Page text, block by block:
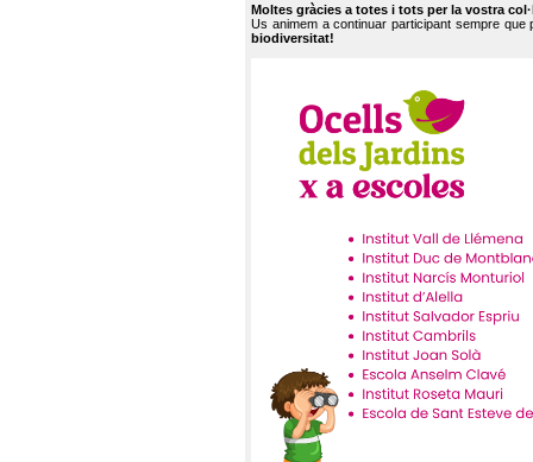
Moltes gràcies a totes i tots per la vostra
Us animem a continuar participant sempre que
biodiversitat!